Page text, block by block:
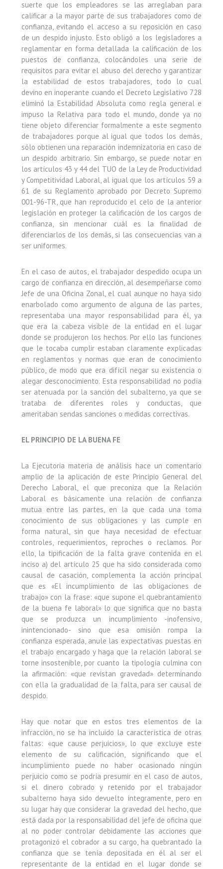
suerte que los empleadores se las arreglaban para
calificar a la mayor parte de sus trabajadores como de
confianza, evitando el acceso a su reposición en caso
de un despido injusto. Esto obligó a los legisladores a
reglamentar en forma detallada la calificación de los
puestos de confianza, colocándoles una serie de
requisitos para evitar el abuso del derecho y garantizar
la estabilidad de estos trabajadores, todo lo cual
devino en inoperante cuando el Decreto Legislativo 728
eliminó la Estabilidad Absoluta como regla general e
impuso la Relativa para todo el mundo, donde ya no
tiene objeto diferenciar formalmente a este segmento
de trabajadores porque al igual que todos los demás,
sólo obtienen una reparación indemnizatoria en caso de
un despido arbitrario. Sin embargo, se puede notar en
los artículos 43 y 44 del TUO de la Ley de Productividad
y Competitividad Laboral, al igual que los artículos 59 a
61 de su Reglamento aprobado por Decreto Supremo
001-96-TR, que han reproducido el celo de la anterior
legislación en proteger la calificación de los cargos de
confianza, sin mencionar cuál es la finalidad de
diferenciarlos de los demás, si las consecuencias van a
ser uniformes.
En el caso de autos, el trabajador despedido ocupa un
cargo de confianza en dirección, al desempeñarse como
Jefe de una Oficina Zonal, el cual aunque no haya sido
enarbolado como argumento de alguna de las partes,
representaba una mayor responsabilidad para él, ya
que era la cabeza visible de la entidad en el lugar
donde se produjeron los hechos. Por ello las funciones
que le tocaba cumplir estaban claramente explicadas
en reglamentos y normas que eran de conocimiento
público, de modo que era difícil negar su existencia o
alegar desconocimiento. Esta responsabilidad no podía
ser atenuada por la sanción del subalterno, ya que se
trataba de diferentes roles y conductas, que
ameritaban sendas sanciones o medidas correctivas.
EL PRINCIPIO DE LA BUENA FE
La Ejecutoria materia de análisis hace un comentario
amplio de la aplicación de este Principio General del
Derecho Laboral, el que preconiza que la Relación
Laboral es básicamente una relación de confianza
mutua entre las partes, en la que cada una toma
conocimiento de sus obligaciones y las cumple en
forma natural, sin que haya necesidad de efectuar
controles, requerimientos, reproches o reclamos. Por
ello, la tipificación de la falta grave contenida en el
inciso a) del artículo 25 que ha sido considerada como
causal de casación, complementa la acción principal
que es «El incumplimiento de las obligaciones de
trabajo» con la frase: «que supone el quebrantamiento
de la buena fe laboral» lo que significa que no basta
que se produzca un incumplimiento -inofensivo,
inintencionado- sino que esa omisión rompa la
confianza esperada, anule las expectativas puestas en
el trabajo encargado y haga que la relación laboral se
torne insostenible, por cuanto la tipología culmina con
la afirmación: «que revistan gravedad» determinando
con ella la gradualidad de la falta, para ser causal de
despido.
Hay que notar que en estos tres elementos de la
infracción, no se ha incluido la característica de otras
faltas: «que cause perjuicios», lo que excluye este
elemento de su calificación, significando que el
incumplimiento puede no haber ocasionado ningún
perjuicio como se podría presumir en el caso de autos,
si el dinero cobrado y retenido por el trabajador
subalterno haya sido devuelto íntegramente, pero en
su lugar hay que considerar la gravedad del hecho, que
está dada por la responsabilidad del jefe de oficina que
al no poder controlar debidamente las acciones que
protagonizó el cobrador a su cargo, ha quebrantado la
confianza que se tenía depositada en él al ser el
representante de la entidad en el lugar donde se